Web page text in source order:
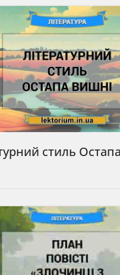
стиль